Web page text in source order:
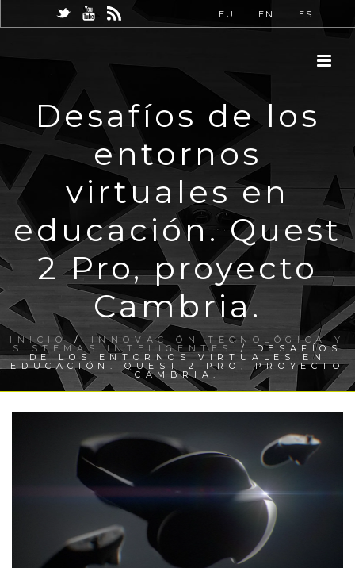
EU EN ES
Desafíos de los
entornos
virtuales en
educación. Quest
2 Pro, proyecto
Cambria.
INICIO/ INNOVACIÓN TECNOLÓGICA Y
SISTEMAS INTELIGENTES / DESAFÍOS
DE LOS ENTORNOS VIRTUALES EN
EDUCACIÓN. QUEST 2 PRO, PROYECTO
CAMBRIA.